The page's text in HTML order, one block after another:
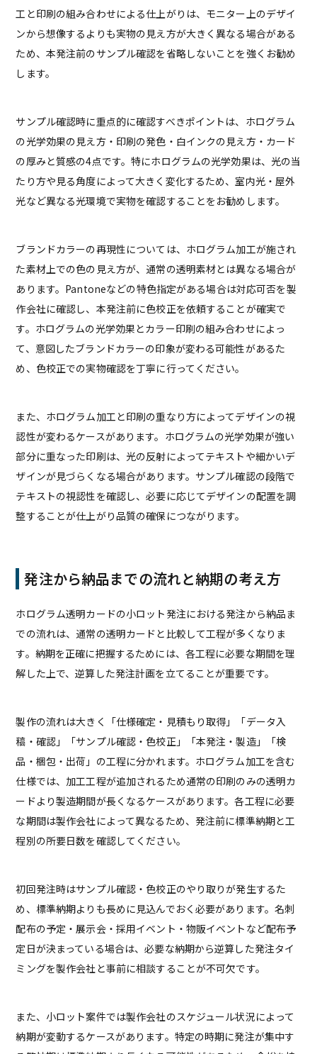
工と印刷の組み合わせによる仕上がりは、モニター上のデザイ
ンから想像するよりも実物の見え方が大きく異なる場合がある
ため、本発注前のサンプル確認を省略しないことを強くお勧め
します。
サンプル確認時に重点的に確認すべきポイントは、ホログラム
の光学効果の見え方・印刷の発色・白インクの見え方・カード
の厚みと質感の4点です。特にホログラムの光学効果は、光の当
たり方や見る角度によって大きく変化するため、室内光・屋外
光など異なる光環境で実物を確認することをお勧めします。
ブランドカラーの再現性については、ホログラム加工が施され
た素材上での色の見え方が、通常の透明素材とは異なる場合が
あります。Pantoneなどの特色指定がある場合は対応可否を製
作会社に確認し、本発注前に色校正を依頼することが確実で
す。ホログラムの光学効果とカラー印刷の組み合わせによっ
て、意図したブランドカラーの印象が変わる可能性があるた
め、色校正での実物確認を丁寧に行ってください。
また、ホログラム加工と印刷の重なり方によってデザインの視
認性が変わるケースがあります。ホログラムの光学効果が強い
部分に重なった印刷は、光の反射によってテキストや細かいデ
ザインが見づらくなる場合があります。サンプル確認の段階で
テキストの視認性を確認し、必要に応じてデザインの配置を調
整することが仕上がり品質の確保につながります。
発注から納品までの流れと納期の考え方
ホログラム透明カードの小ロット発注における発注から納品ま
での流れは、通常の透明カードと比較して工程が多くなりま
す。納期を正確に把握するためには、各工程に必要な期間を理
解した上で、逆算した発注計画を立てることが重要です。
製作の流れは大きく「仕様確定・見積もり取得」「データ入
稿・確認」「サンプル確認・色校正」「本発注・製造」「検
品・梱包・出荷」の工程に分かれます。ホログラム加工を含む
仕様では、加工工程が追加されるため通常の印刷のみの透明カ
ードより製造期間が長くなるケースがあります。各工程に必要
な期間は製作会社によって異なるため、発注前に標準納期と工
程別の所要日数を確認してください。
初回発注時はサンプル確認・色校正のやり取りが発生するた
め、標準納期よりも長めに見込んでおく必要があります。名刺
配布の予定・展示会・採用イベント・物販イベントなど配布予
定日が決まっている場合は、必要な納期から逆算した発注タイ
ミングを製作会社と事前に相談することが不可欠です。
また、小ロット案件では製作会社のスケジュール状況によって
納期が変動するケースがあります。特定の時期に発注が集中す